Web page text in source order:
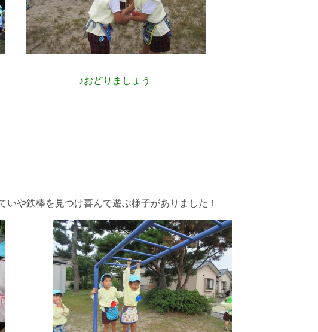
♪おどりましょう
や鉄棒を見つけ喜んで遊ぶ様子がありました！